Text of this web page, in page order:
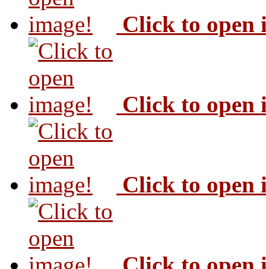
Click to open
Click to open
Click to open